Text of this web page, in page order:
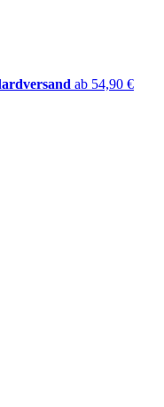
ab 54,90 €